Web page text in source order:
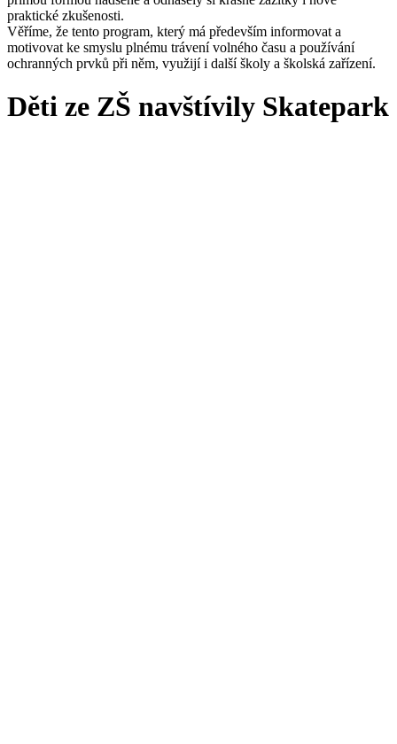
praktické zkušenosti.
Věříme, že tento program, který má především informovat a
motivovat ke smyslu plnému trávení volného času a používání
ochranných prvků při něm, využijí i další školy a školská zařízení.
Děti ze ZŠ navštívily Skatepark